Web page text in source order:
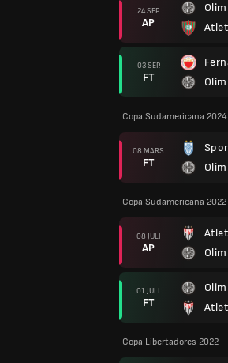
24 SEP.
AP
03 SEP.
FT
Copa Sudamericana 2024
08 MARS
FT
Copa Sudamericana 2022
08 JULI
AP
01 JULI
FT
Copa Libertadores 2022